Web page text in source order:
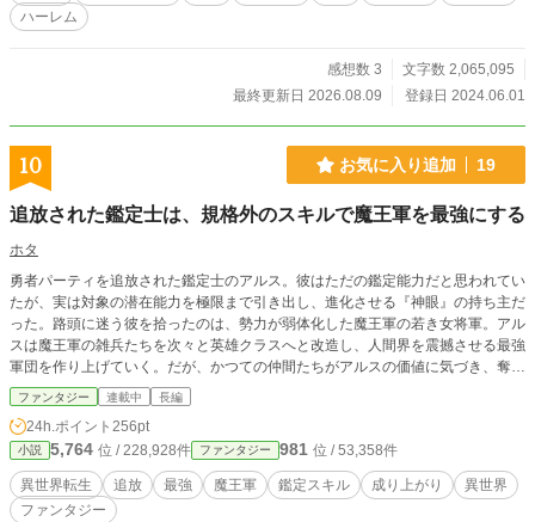
ハーレム
感想数 3
文字数 2,065,095
最終更新日 2026.08.09
登録日 2024.06.01
10 お気に入り追加 19
追放された鑑定士は、規格外のスキルで魔王軍を最強にする
ホタ
勇者パーティを追放された鑑定士のアルス。彼はただの鑑定能力だと思われてい
たが、実は対象の潜在能力を極限まで引き出し、進化させる『神眼』の持ち主だ
った。路頭に迷う彼を拾ったのは、勢力が弱体化した魔王軍の若き女将軍。アル
スは魔王軍の雑兵たちを次々と英雄クラスへと改造し、人間界を震撼させる最強
軍団を作り上げていく。だが、かつての仲間たちがアルスの価値に気づき、奪還
のために動き出す。これは、冷遇された天才が居場所を見つけ、世界を塗り替え
る物語。魔王軍の参謀として、アルスは人間と魔族の均衡を壊し、新たな王とし
て君臨する道を選ぶ。
ファンタジー 連載中 長編
24h.ポイント 256pt
小説 5,764 位 / 228,928件 ファンタジー 981 位 / 53,358件
異世界転生 追放 最強 魔王軍 鑑定スキル 成り上がり
異世界
ファンタジー